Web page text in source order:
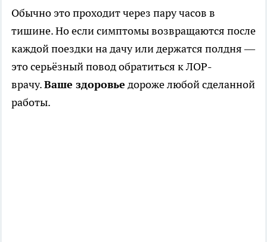
Обычно это проходит через пару часов в
тишине. Но если симптомы возвращаются после
каждой поездки на дачу или держатся полдня —
это серьёзный повод обратиться к ЛОР-
врачу.Ваше здоровье дороже любой сделанной
работы.